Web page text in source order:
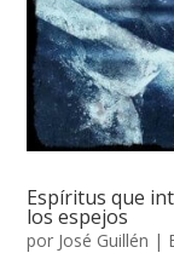
Espíritus que
los espejos
por José Guillén |